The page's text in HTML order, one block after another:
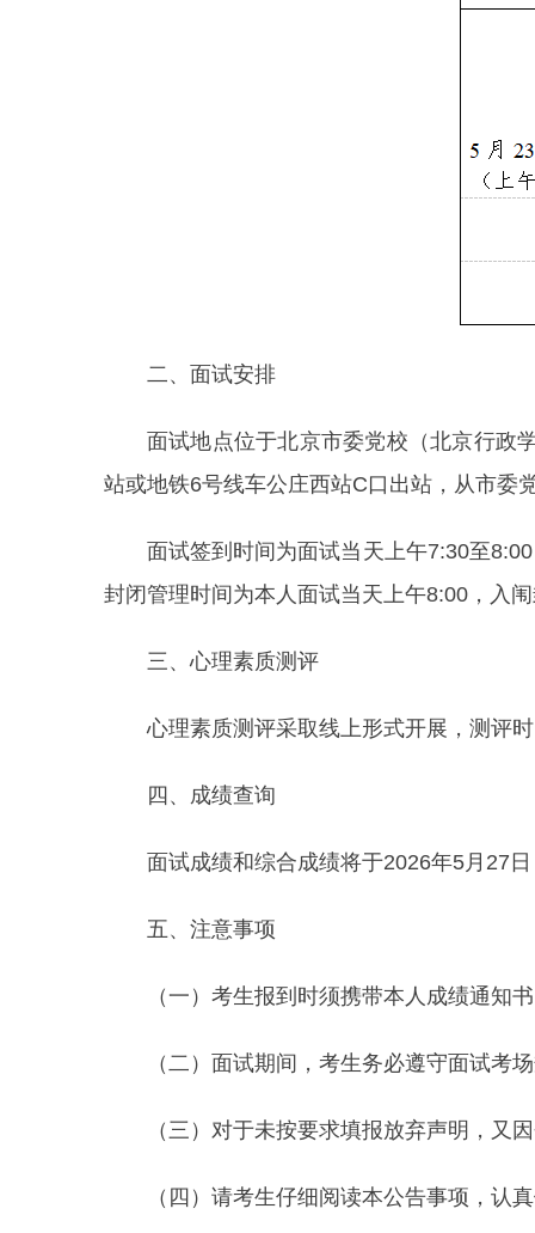
二、面试安排
面试地点位于北京市委党校（北京行政
站或地铁6号线车公庄西站C口出站，从市委
面试签到时间为面试当天上午7:30至
封闭管理时间为本人面试当天上午8:00，入
三、心理素质测评
心理素质测评采取线上形式开展，测评
四、成绩查询
面试成绩和综合成绩将于2026年5月27
五、注意事项
（一）考生报到时须携带本人成绩通知
（二）面试期间，考生务必遵守面试考
（三）对于未按要求填报放弃声明，又
（四）请考生仔细阅读本公告事项，认